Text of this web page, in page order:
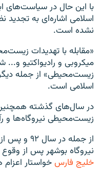
با این حال در سیاست‌های
اسلامی اشاره‌ای به
نشده است.
«مقابله با تهدیدات
میکروبی و رادیواکتیو
زیست‌محیطی» از جمله
اسلامی است.
در سال‌های گذشته همچنین
زیست‌محیطی نیروگاه‌ها و
از جمله
نیروگاه بوشهر پس از وقوع
خلیج فارسخواستار اعزام